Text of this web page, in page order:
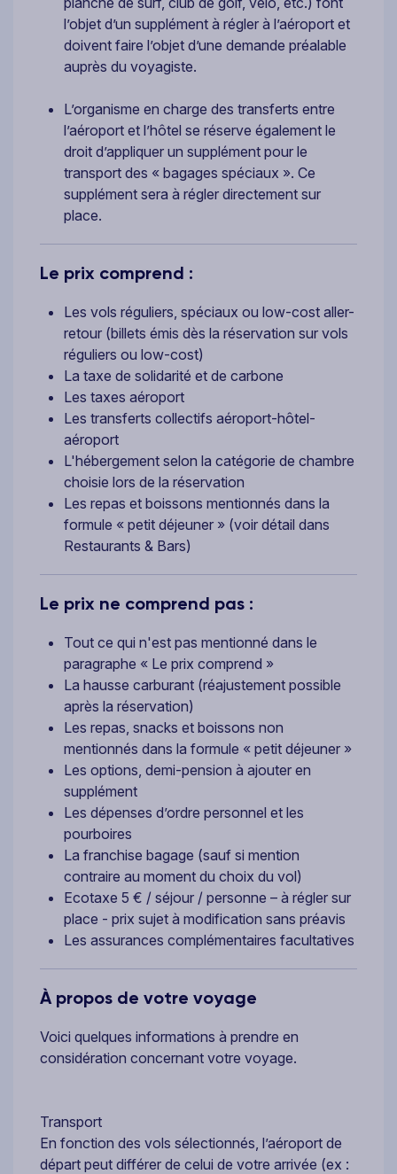
l’objet d’un supplément à régler à l’aéroport et
doivent faire l’objet d’une demande préalable
auprès du voyagiste.
L’organisme en charge des transferts entre
l’aéroport et l’hôtel se réserve également le
droit d’appliquer un supplément pour le
transport des « bagages spéciaux ». Ce
supplément sera à régler directement sur
place.
Le prix comprend :
Les vols réguliers, spéciaux ou low-cost aller-
retour (billets émis dès la réservation sur vols
réguliers ou low-cost)
La taxe de solidarité et de carbone
Les taxes aéroport
Les transferts collectifs aéroport-hôtel-
aéroport
L'hébergement selon la catégorie de chambre
choisie lors de la réservation
Les repas et boissons mentionnés dans la
formule « petit déjeuner » (voir détail dans
Restaurants & Bars)
Le prix ne comprend pas :
Tout ce qui n'est pas mentionné dans le
paragraphe « Le prix comprend »
La hausse carburant (réajustement possible
après la réservation)
Les repas, snacks et boissons non
mentionnés dans la formule « petit déjeuner »
Les options, demi-pension à ajouter en
supplément
Les dépenses d’ordre personnel et les
pourboires
La franchise bagage (sauf si mention
contraire au moment du choix du vol)
Ecotaxe 5 € / séjour / personne – à régler sur
place - prix sujet à modification sans préavis
Les assurances complémentaires facultatives
À propos de votre voyage
Voici quelques informations à prendre en
considération concernant votre voyage.
Transport
En fonction des vols sélectionnés, l’aéroport de
départ peut différer de celui de votre arrivée (ex :